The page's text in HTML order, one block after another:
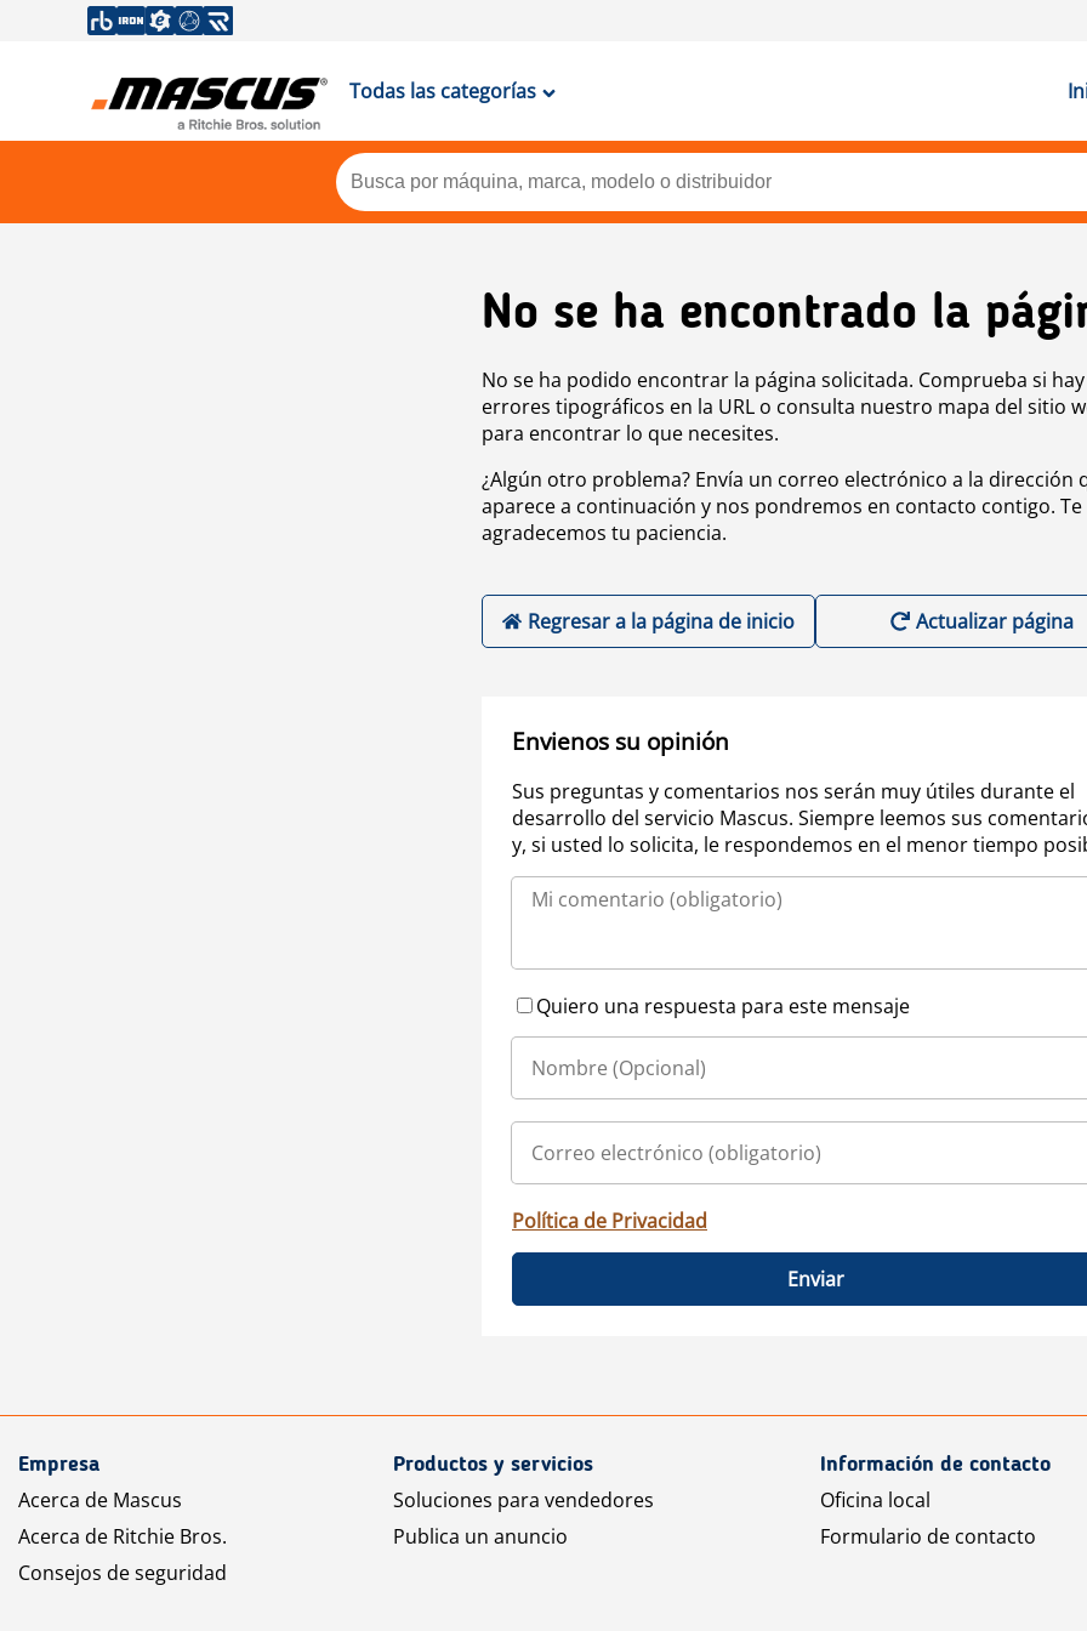
Todas las categorías
No se ha encontrado la
No se ha podido encontrar la página solicitada. Comprueba si hay
errores tipográficos en la URL o consulta nuestro mapa del sitio
para encontrar lo que necesites.
¿Algún otro problema? Envía un correo electrónico a la dirección
aparece a continuación y nos pondremos en contacto contigo. Te
agradecemos tu paciencia.
Regresar a la página de inicio Actualizar página
Envienos su opinión
Sus preguntas y comentarios nos serán muy útiles durante el
desarrollo del servicio Mascus. Siempre leemos sus
y, si usted lo solicita, le respondemos en el menor tiempo
Quiero una respuesta para este mensaje
Política de Privacidad
Enviar
Empresa
Acerca de Mascus
Acerca de Ritchie Bros.
Consejos de seguridad
Productos y servicios
Soluciones para vendedores
Publica un anuncio
Información de contacto
Oficina local
Formulario de contacto